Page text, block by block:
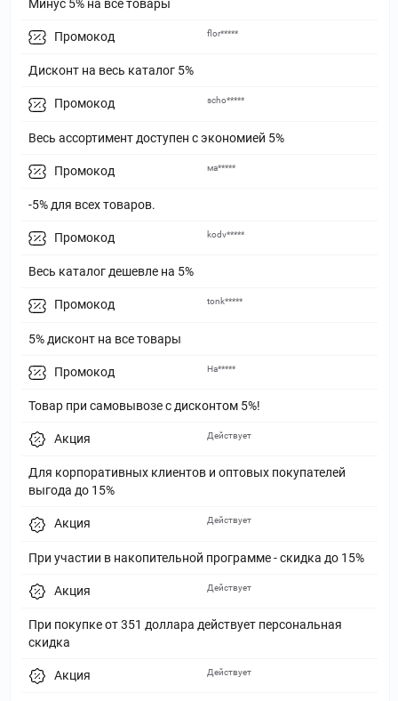
Минус 5% на все товары
Промокод
Дисконт на весь каталог 5%
flor*****
Промокод
Весь ассортимент доступен с экономией 5%
scho*****
Промокод
-5% для всех товаров.
ма*****
Промокод
Весь каталог дешевле на 5%
kodv*****
Промокод
5% дисконт на все товары
tonk*****
Промокод
Товар при самовывозе с дисконтом 5%!
На*****
Акция
Для корпоративных клиентов и оптовых покупателей
выгода до 15%
Действует
Акция
При участии в накопительной программе - скидка до 15%
Действует
Акция
При покупке от 351 доллара действует персональная
скидка
Действует
Акция Действует